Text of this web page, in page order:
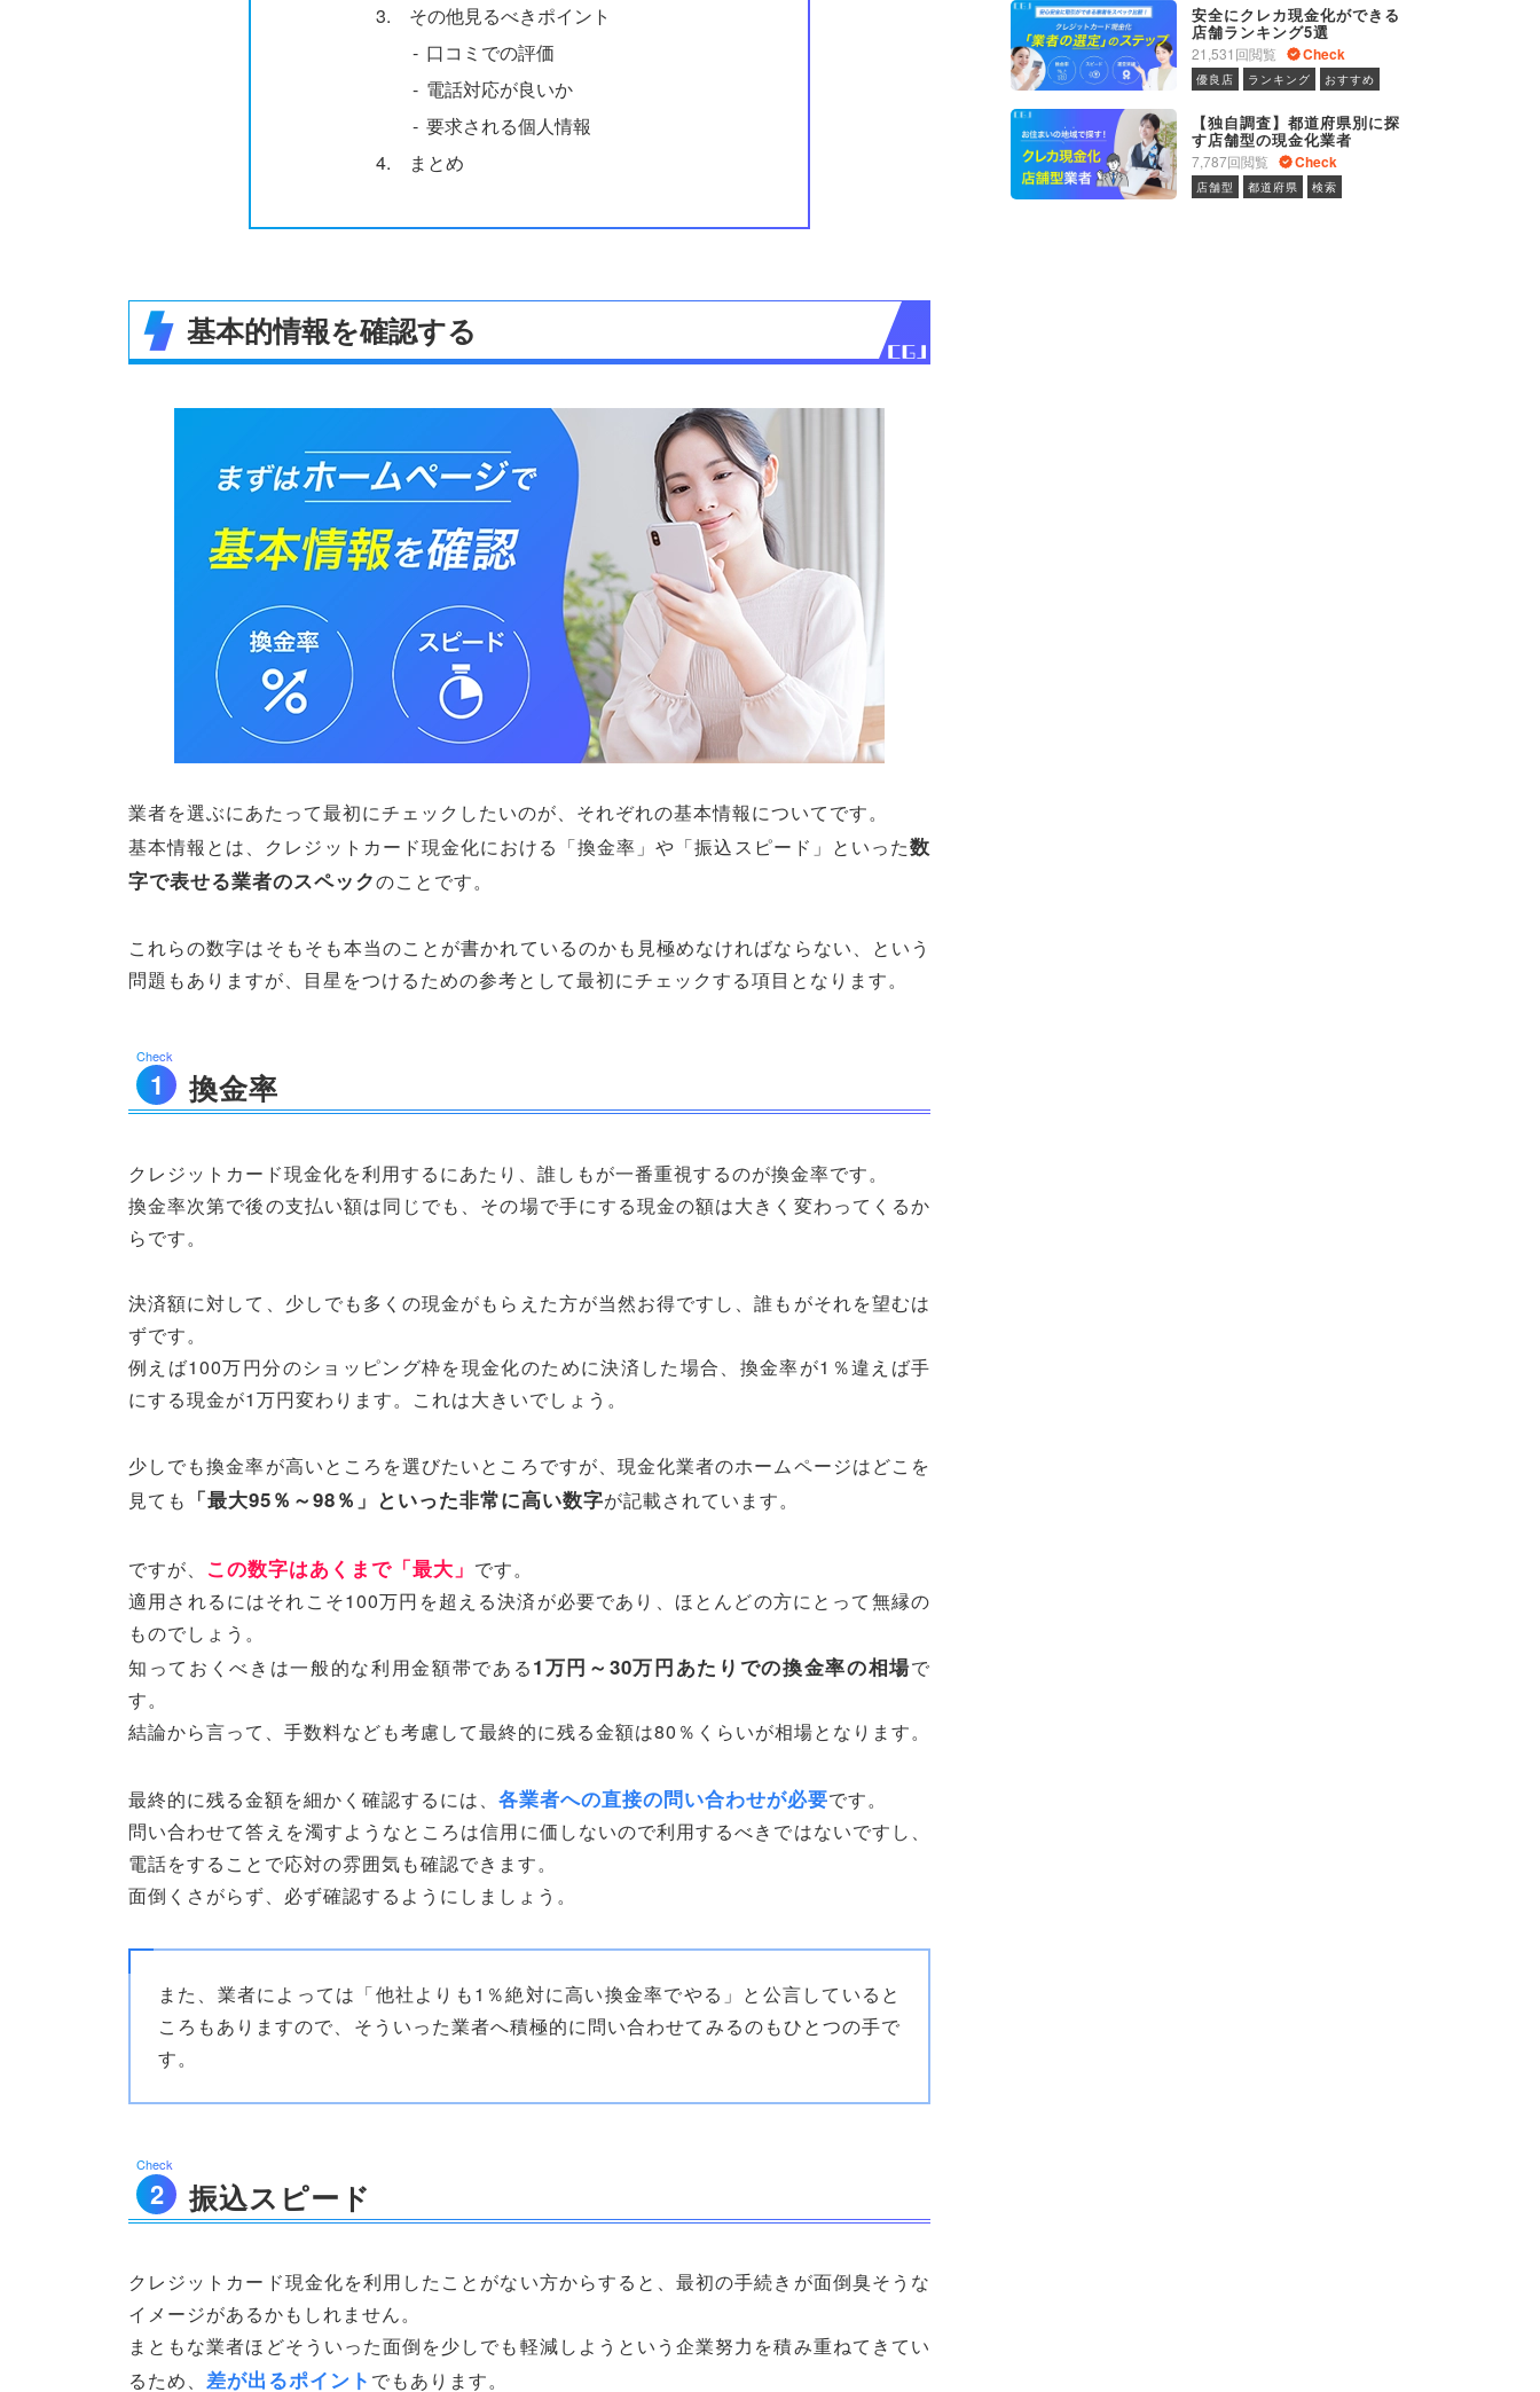
3.
その他見るべきポイント
‐ 口コミでの評価
‐ 電話対応が良いか
‐ 要求される個人情報
4.
まとめ
基本的情報を確認する
業者を選ぶにあたって最初にチェックしたいのが、それぞれの基本情報についてです。
基本情報とは、クレジットカード現金化における「換金率」や「振込スピード」といった数
字で表せる業者のスペックのことです。
これらの数字はそもそも本当のことが書かれているのかも見極めなければならない、という
問題もありますが、目星をつけるための参考として最初にチェックする項目となります。
換金率
クレジットカード現金化を利用するにあたり、誰しもが一番重視するのが換金率です。
換金率次第で後の支払い額は同じでも、その場で手にする現金の額は大きく変わってくるか
らです。
決済額に対して、少しでも多くの現金がもらえた方が当然お得ですし、誰もがそれを望むは
ずです。
例えば100万円分のショッピング枠を現金化のために決済した場合、換金率が1％違えば手
にする現金が1万円変わります。これは大きいでしょう。
少しでも換金率が高いところを選びたいところですが、現金化業者のホームページはどこを
見ても 「最大95％～98％」といった非常に高い数字が記載されています。
ですが、 この数字はあくまで「最大」 です。
適用されるにはそれこそ100万円を超える決済が必要であり、ほとんどの方にとって無縁の
ものでしょう。
知っておくべきは一般的な利用金額帯である1万円～30万円あたりでの換金率の相場で
す。
結論から言って、手数料なども考慮して最終的に残る金額は80％くらいが相場となります。
最終的に残る金額を細かく確認するには、 各業者への直接の問い合わせが必要です。
問い合わせて答えを濁すようなところは信用に価しないので利用するべきではないですし、
電話をすることで応対の雰囲気も確認できます。
面倒くさがらず、必ず確認するようにしましょう。
また、業者によっては「他社よりも1％絶対に高い換金率でやる」と公言していると
ころもありますので、そういった業者へ積極的に問い合わせてみるのもひとつの手で
す。
振込スピード
クレジットカード現金化を利用したことがない方からすると、最初の手続きが面倒臭そうな
イメージがあるかもしれません。
まともな業者ほどそういった面倒を少しでも軽減しようという企業努力を積み重ねてきてい
るため、 差が出るポイント でもあります。
安全にクレカ現金化ができる
店舗ランキング5選
21,531回閲覧 Check
優良店 ランキング おすすめ
【独自調査】都道府県別に探
す店舗型の現金化業者
7,787回閲覧 Check
店舗型 都道府県 検索